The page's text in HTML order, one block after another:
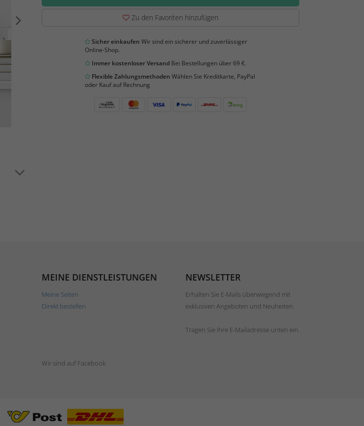
Zu den Favoriten hinzufügen
Sicher einkaufen Wir sind ein sicherer und zuverlässiger
Online-Shop.
Immer kostenloser VersandBei Bestellungen über 69 €.
Flexible Zahlungsmethoden Wählen Sie Kreditkarte, PayPal
oder Kauf auf Rechnung
MEINE DIENSTLEISTUNGEN
Meine Seiten
Direkt bestellen
NEWSLETTER
Erhalten Sie E-Mails überwiegend mit
exklusiven Angeboten und Neuheiten.
Tragen Sie Ihre E-Mailadresse unten ein.
Wir sind auf Facebook